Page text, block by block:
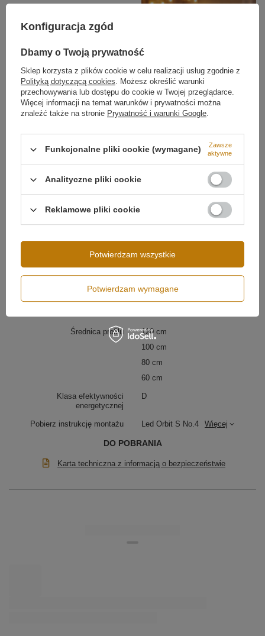
Lampa LED Orbit S No.4 w kolorze
cztery ringi120/100/80/60 cm, ciepłe światło 3000K
aluminiowa oprawa.Regulowana wysokość
dowolne rozmieszczenie ringów; stabilne zawieszenie
na przewodach i linkach.Sterowanie jasnością
pilotemw zestawie. Idealna do dużych salonów,
Możliwość ściemniania Ściemnianie pilotem
Napięcie wejściowe 230V
Moc lampy 138W
12000 lm
Średnica profilu
120 cm
100 cm
80 cm
60 cm
Klasa efektywności
energetycznej
D
Pobierz instrukcję montażu Led Orbit S No.4 Więcej
DO POBRANIA
Karta techniczna z informacją o bezpieczeństwie
Konfiguracja zgód
Dbamy o Twoją prywatność
Sklep korzysta z plików cookie w celu realizacji usług zgodnie z
Polityką dotyczącą cookies. Możesz określić warunki
przechowywania lub dostępu do cookie w Twojej przeglądarce.
Więcej informacji na temat warunków i prywatności można
znaleźć także na stronie Prywatność i warunki Google.
Funkcjonalne pliki cookie (wymagane)
Zawsze
aktywne
Analityczne pliki cookie
Reklamowe pliki cookie
Potwierdzam wymagane
Potwierdzam wszystkie